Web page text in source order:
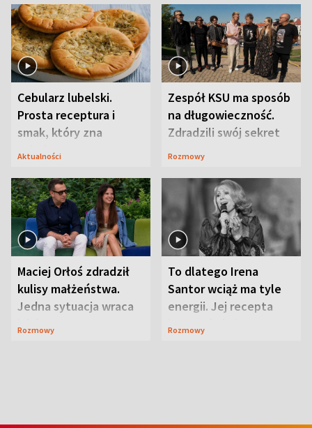
Cebularz lubelski.
Prosta receptura i
smak, który zna
Lubelszczyzna
Aktualności
Zespół KSU ma sposób
na długowieczność.
Zdradzili swój sekret
Rozmowy
Maciej Orłoś zdradził
kulisy małżeństwa.
Jedna sytuacja wraca
jak bumerang
Rozmowy
To dlatego Irena
Santor wciąż ma tyle
energii. Jej recepta
jest zaskakująco
Rozmowy